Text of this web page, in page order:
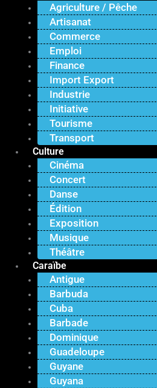
Agriculture / Pêche
Artisanat
Commerce
Emploi
Finance
Import Export
Industrie
Initiative
Tourisme
Transport
Culture
Cinéma
Concert
Danse
Édition
Exposition
Musique
Théâtre
Caraïbe
Antigue
Barbuda
Cuba
Barbade
Dominique
Guadeloupe
Guyane
Guyana